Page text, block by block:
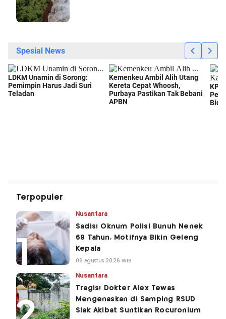
Terpopuler
Nusantara
Sadis! Oknum Polisi Bunuh Nenek
69 Tahun, Motifnya Bikin Geleng
Kepala
06 Agustus 2026 WIB
Nusantara
Tragis! Dokter Alex Tewas
Mengenaskan di Samping RSUD
Siak Akibat Suntikan Rocuronium